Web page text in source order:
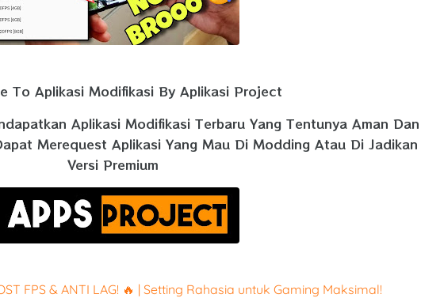
To Aplikasi Modifikasi By Aplikasi Project
Aplikasi Modifikasi Terbaru Yang Tentunya Aman Dan
Merequest Aplikasi Yang Mau Di Modding Atau Di Jadikan
Versi Premium
FPS & ANTI LAG! 🔥 | Setting Rahasia untuk Gaming Maksimal!